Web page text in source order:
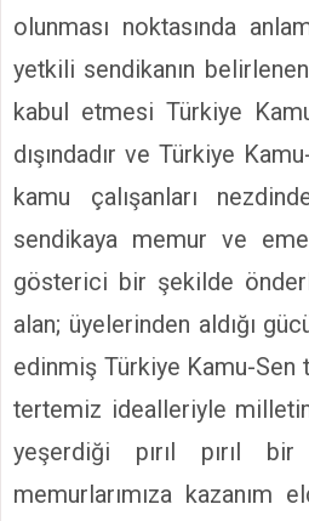
olunması noktasında
yetkili sendikanın
kabul etmesi Türkiye
dışındadır ve Türkiye
kamu çalışanları
sendikaya memur ve
gösterici bir şekilde
alan; üyelerinden aldığı
edinmiş Türkiye Kamu-Sen
tertemiz idealleriyle
yeşerdiği pırıl pırıl
memurlarımıza kazanım